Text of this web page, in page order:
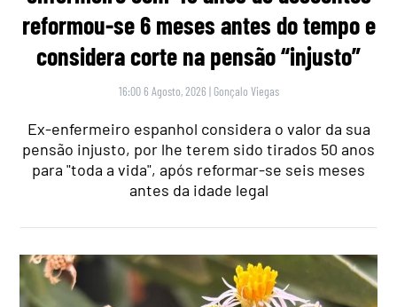
reformou-se 6 meses antes do tempo e
considera corte na pensão “injusto”
16:00 6 Agosto, 2026 | Gonçalo Viegas
Ex-enfermeiro espanhol considera o valor da sua
pensão injusto, por lhe terem sido tirados 50 anos
para "toda a vida", após reformar-se seis meses
antes da idade legal